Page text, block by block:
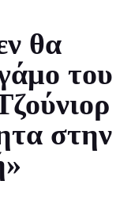
θα
του
στην